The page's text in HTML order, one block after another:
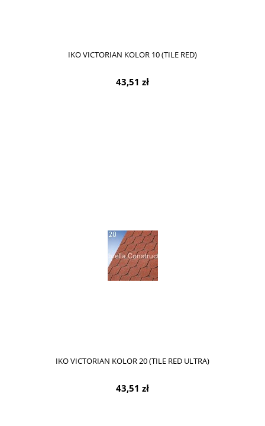
IKO VICTORIAN KOLOR 10 (TILE RED)
43,51 zł
IKO VICTORIAN KOLOR 20 (TILE RED ULTRA)
43,51 zł